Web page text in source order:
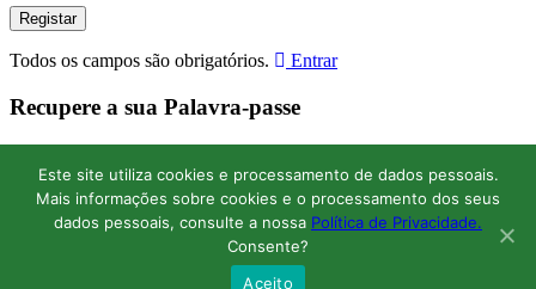
Todos os campos são obrigatórios. Entrar
Recupere a sua Palavra-passe
recuperar a Palavra-passe.
Este site utiliza cookies e processamento de dados pessoais.
Mais informações sobre cookies e o processamento dos seus
dados pessoais, consulte a nossa Política de Privacidade.
Consente?
Aceito